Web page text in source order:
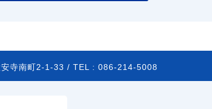
安寺南町2-1-33 / TEL : 086-214-5008